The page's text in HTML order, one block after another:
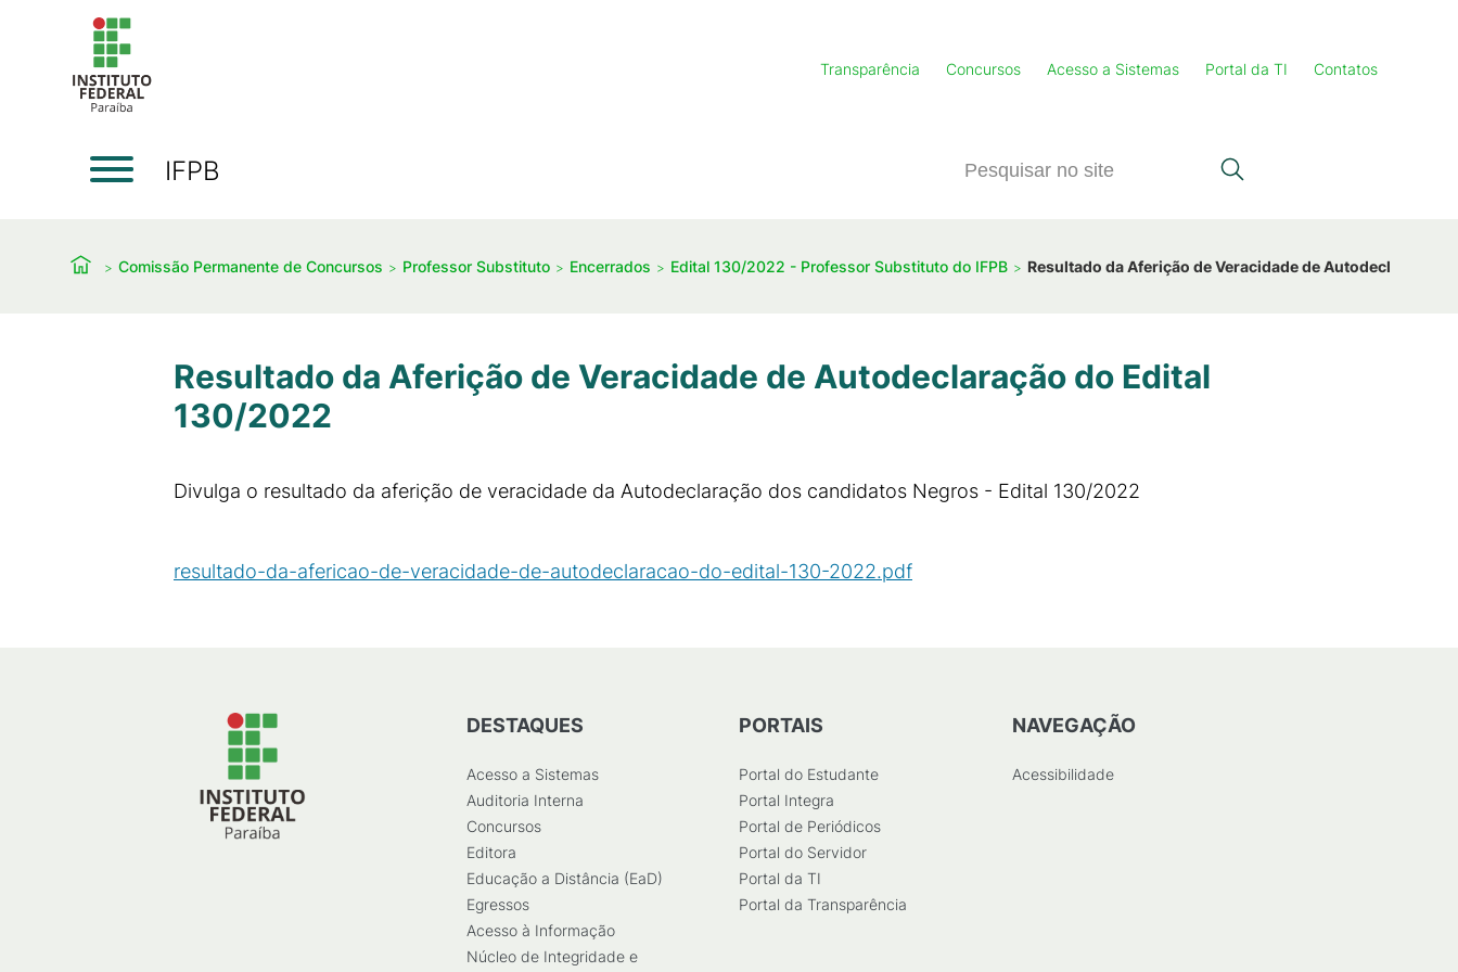
Transparência Concursos Acesso a Sistemas Portal da TI Contatos
IFPB
Comissão Permanente de Concursos Professor Substituto Encerrados Edital 130/2022 - Professor Substituto do IFPB Resultado da Aferição de Veracidade de Autodeclaração
Resultado da Aferição de Veracidade de Autodeclaração do Edital
130/2022
Divulga o resultado da aferição de veracidade da Autodeclaração dos candidatos Negros - Edital 130/2022
resultado-da-afericao-de-veracidade-de-autodeclaracao-do-edital-130-2022.pdf
DESTAQUES
Acesso a Sistemas
Auditoria Interna
Concursos
Editora
Educação a Distância (EaD)
Egressos
Acesso à Informação
Núcleo de Integridade e
PORTAIS
Portal do Estudante
Portal Integra
Portal de Periódicos
Portal do Servidor
Portal da TI
Portal da Transparência
NAVEGAÇÃO
Acessibilidade